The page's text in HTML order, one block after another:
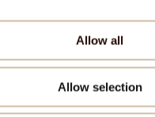
Allow all
Allow selection
Prodotti in evidenza